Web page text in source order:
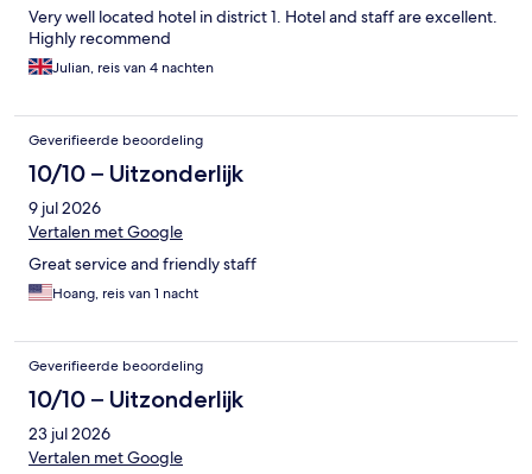
Very well located hotel in district 1. Hotel and staff are excellent.
Highly recommend
Julian, reis van 4 nachten
Geverifieerde beoordeling
10/10 – Uitzonderlijk
9 jul 2026
Vertalen met Google
Great service and friendly staff
Hoang, reis van 1 nacht
Geverifieerde beoordeling
10/10 – Uitzonderlijk
23 jul 2026
Vertalen met Google